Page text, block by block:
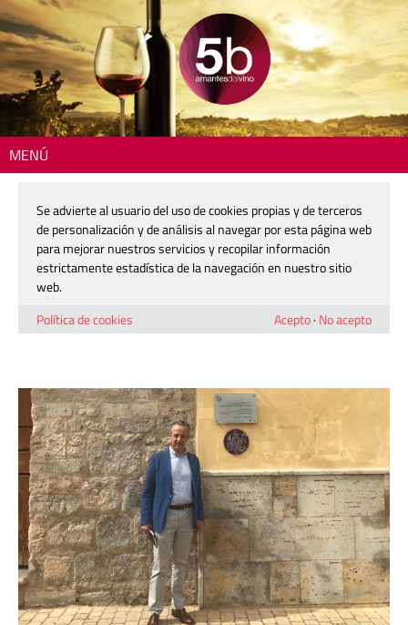
MENÚ
Pablo Sáez es el nuevo presidente de
la D.O. Cigales
18 febrero, 2022
Se advierte al usuario del uso de cookies propias y de terceros
de personalización y de análisis al navegar por esta página web
para mejorar nuestros servicios y recopilar información
estrictamente estadística de la navegación en nuestro sitio
web.
Política de cookies
Acepto· No acepto